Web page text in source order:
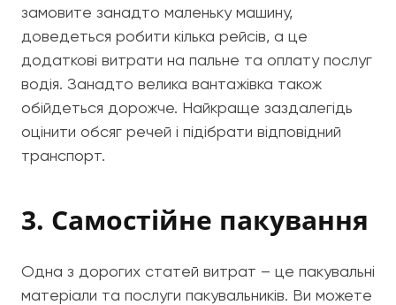
замовите занадто маленьку машину,
доведеться робити кілька рейсів, а це
додаткові витрати на пальне та оплату послуг
водія. Занадто велика вантажівка також
обійдеться дорожче. Найкраще заздалегідь
оцінити обсяг речей і підібрати відповідний
транспорт.
3. Самостійне пакування
Одна з дорогих статей витрат – це пакувальні
матеріали та послуги пакувальників. Ви можете